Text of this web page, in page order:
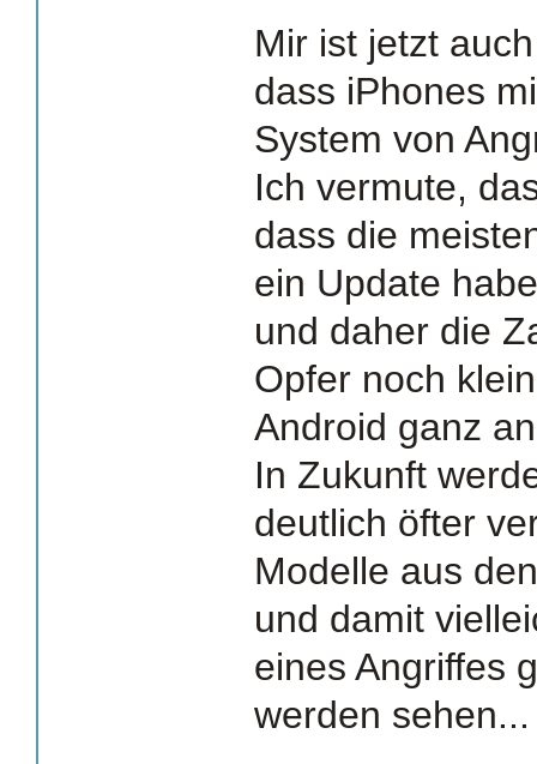
Mir ist jetzt
dass iPhones
System von
Ich vermute,
dass die
ein Update
und daher die
Opfer noch
Android ganz
In Zukunft
deutlich öfter
Modelle aus
und damit
eines Angriffes
werden sehen...